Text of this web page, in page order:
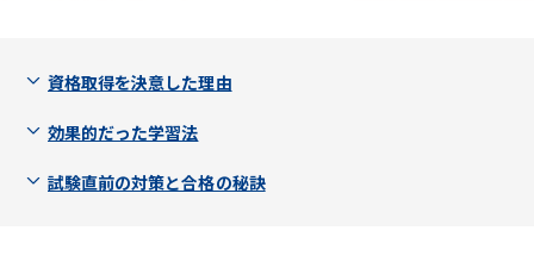
資格取得を決意した理由
効果的だった学習法
試験直前の対策と合格の秘訣